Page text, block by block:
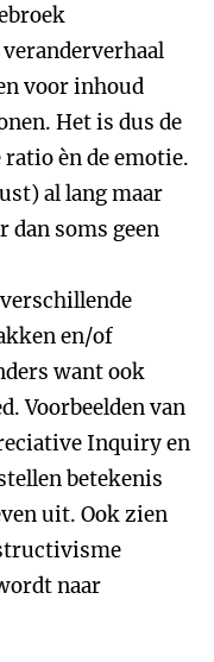
voor inhoud
Het is dus de
èn de emotie.
al lang maar
dan soms geen
en/of
want ook
Voorbeelden van
Inquiry en
betekenis
uit. Ook zien
naar